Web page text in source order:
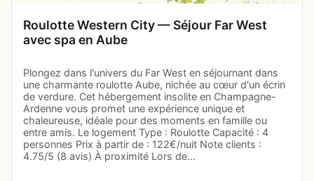
Roulotte Western City — Séjour Far West
avec spa en Aube
Plongez dans l'univers du Far West en séjournant dans
une charmante roulotte Aube, nichée au cœur d'un écrin
de verdure. Cet hébergement insolite en Champagne-
Ardenne vous promet une expérience unique et
chaleureuse, idéale pour des moments en famille ou
entre amis. Le logement Type : Roulotte Capacité : 4
personnes Prix à partir de : 122€/nuit Note clients :
4.75/5 (8 avis) À proximité Lors de…